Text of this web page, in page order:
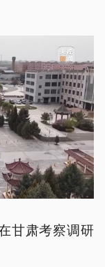
甘肃考察调研